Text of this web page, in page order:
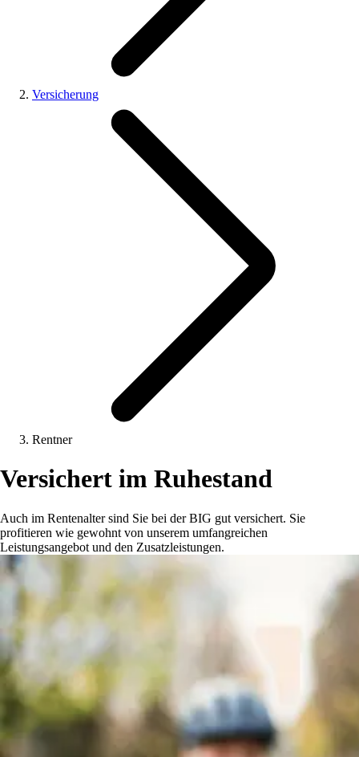
Versicherung
Rentner
Versichert im Ruhestand
Auch im Rentenalter sind Sie bei der BIG gut versichert. Sie
profitieren wie gewohnt von unserem umfangreichen
Leistungsangebot und den Zusatzleistungen.